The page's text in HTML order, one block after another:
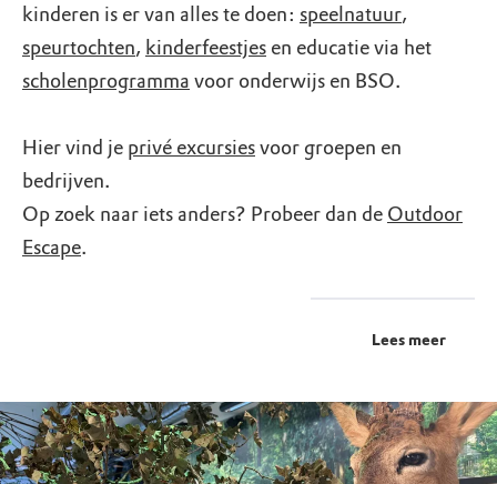
kinderen is er van alles te doen: speelnatuur,
speurtochten, kinderfeestjes en educatie via het
scholenprogramma voor onderwijs en BSO.
Hier vind je privé excursiesvoor groepen en
bedrijven.
Op zoek naar iets anders? Probeer dan de Outdoor
Escape.
Lees meer